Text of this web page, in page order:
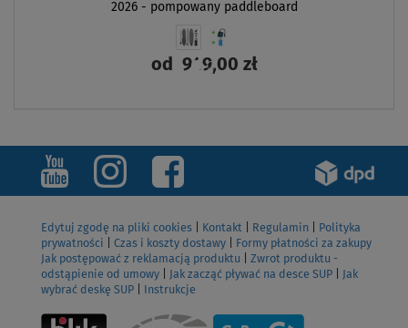
2026 - pompowany paddleboard
od 949,00 zł
Edytuj zgodę na pliki cookies Kontakt Regulamin
Polityka
prywatności
Czas i koszty dostawy
Formy płatności za zakupy
Jak postępować z reklamacją produktu
Zwrot produktu -
odstąpienie od umowy
Jak zacząć pływać na desce SUP
Jak
wybrać deskę SUP
Instrukcje